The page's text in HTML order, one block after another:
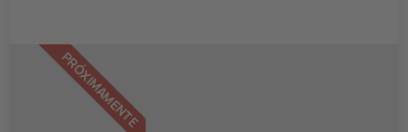
PRÓXIMAMENTE